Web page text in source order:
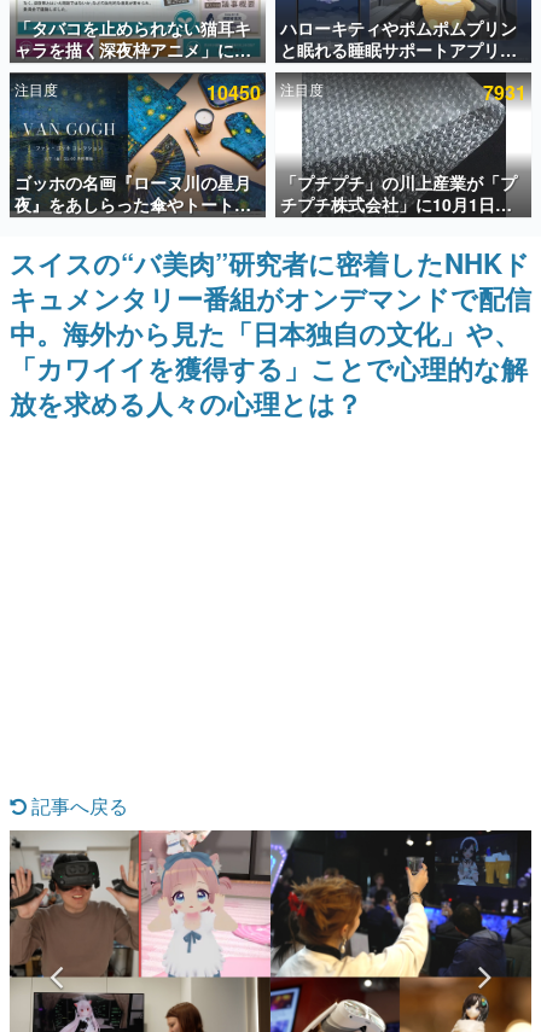
聞きし、ヒットする企画（ゲーム）とは何か？を探ってい
きます。
赫本
この物語を解いてはいけない。『赫本』は、〈試験問題〉
の形をした短編ホラー小説集です。
新世代に訊く
これからのデジタルゲーム市場を担う若きクリエイター達
の姿を追い、彼らのルーツと情熱を探っていきます。
ゲーム世代の作家たち
ゲームに多大な影響を受けた作家さんに取材し、ゲームが
日本のコンテンツ産業やカルチャーに与えた影響を探る企
画です。
日本モバイルゲーム産業史
日本のモバイルゲーム史における主要なトピック・タイト
ルを網羅するほか、開発者へのインタビューや識者による
解説を掲載。約20年の歴史が一望できる決定版！
特集記事
マンガ
女性向け
アプリレビュー
その他
「タバコを止められない猫耳キ
ャラを描く深夜枠アニメ」に視
聴者の一部から批判意見。違法
薬物の使用と思しき描写も含め
て、BPOが議論を交わす
ハローキティやポムポムプリン
と眠れる睡眠サポートアプリ
『ゆめたび』が配信中。キャラ
ごとのASMRや目覚ましアラー
ムも搭載
注目度 10450
ゴッホの名画『ローヌ川の星月
夜』をあしらった傘やトートバ
ッグなどが登場。8月7日21時よ
り2日間限定で予約販売
注目度 7931
「プチプチ」の川上産業が「プ
チプチ株式会社」に10月1日よ
り社名変更へ。創業58年で初め
ての変更で、“プチッ”と鳴るお
なじみの緩衝材が会社の名前に
スイスの“バ美肉”研究者に密着したNHKド
キュメンタリー番組がオンデマンドで配信
中。海外から見た「日本独自の文化」や、
「カワイイを獲得する」ことで心理的な解
放を求める人々の心理とは？
記事へ戻る